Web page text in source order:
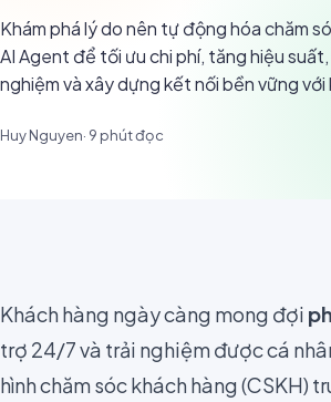
Khám phá lý do nên tự động hóa chăm
AI Agent để tối ưu chi phí, tăng hiệu
nghiệm và xây dựng kết nối bền vững với
Huy Nguyen· 9 phút đọc
Khách hàng ngày càng mong đợi
trợ 24/7 và trải nghiệm được cá
hình chăm sóc khách hàng (CSKH)